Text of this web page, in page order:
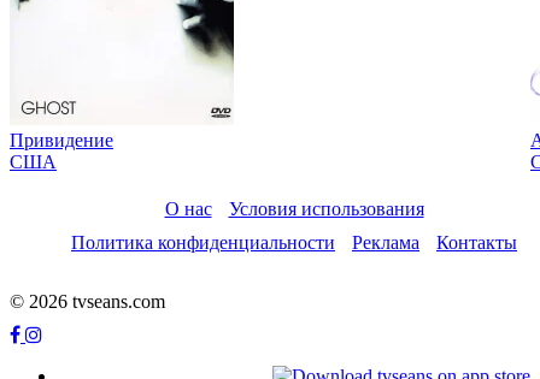
Привидение
США
О нас
Условия использования
Политика конфиденциальности
Реклама Контакты
© 2026 tvseans.com